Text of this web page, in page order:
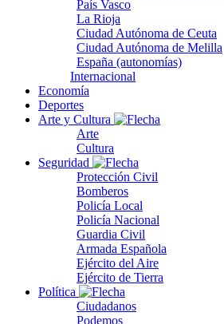
País Vasco
La Rioja
Ciudad Autónoma de Ceuta
Ciudad Autónoma de Melilla
España (autonomías)
Internacional
Economía
Deportes
Arte y Cultura
Arte
Cultura
Seguridad
Protección Civil
Bomberos
Policía Local
Policía Nacional
Guardia Civil
Armada Española
Ejército del Aire
Ejército de Tierra
Política
Ciudadanos
Podemos